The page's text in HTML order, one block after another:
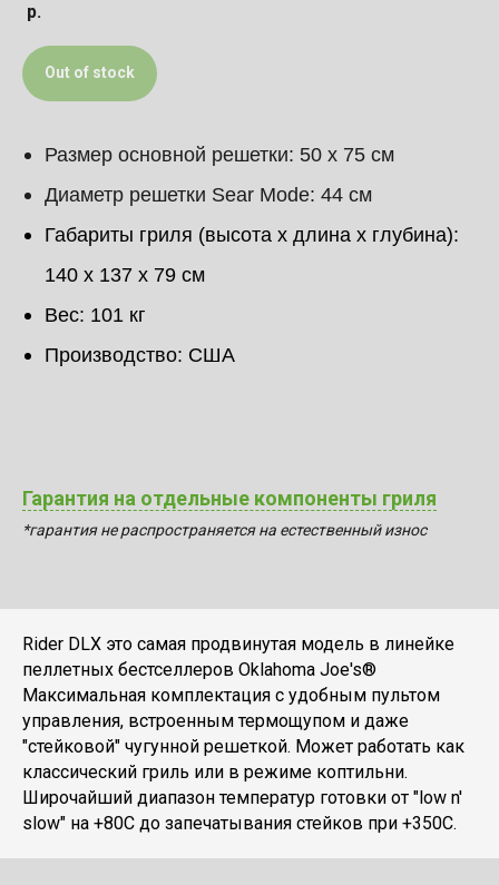
р.
Out of stock
Размер основной решетки: 50 х 75 см
Диаметр решетки Sear Mode: 44 см
Габариты гриля (высота х длина х глубина):
140 х 137 х 79 см
Вес: 101 кг
Производство: США
Гарантия на отдельные компоненты гриля
*гарантия не распространяется на естественный износ
Rider DLX это самая продвинутая модель в линейке
пеллетных бестселлеров Oklahoma Joe's®
Максимальная комплектация с удобным пультом
управления, встроенным термощупом и даже
"стейковой" чугунной решеткой. Может работать как
классический гриль или в режиме коптильни.
Широчайший диапазон температур готовки от "low n'
slow" на +80С до запечатывания стейков при +350С.